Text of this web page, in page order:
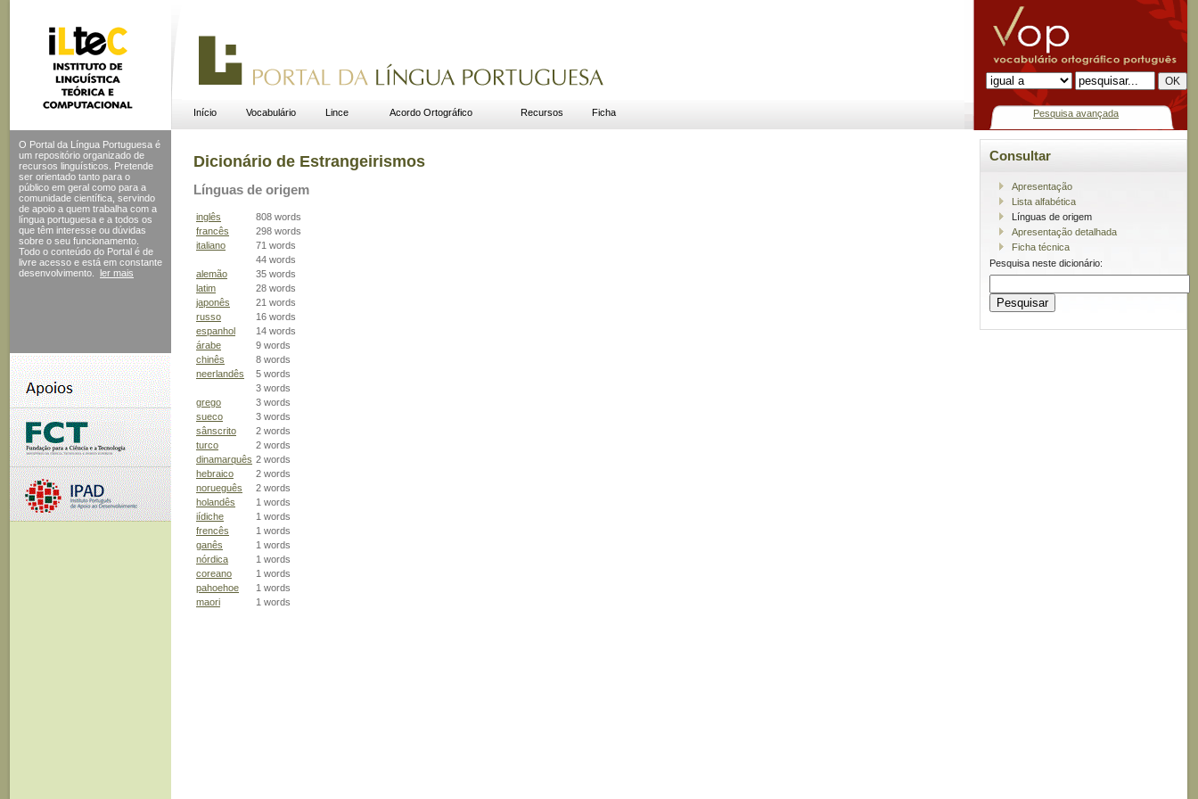
Início Vocabulário Lince Acordo Ortográfico Recursos Ficha Pesquisa avançada
O Portal da Língua Portuguesa é
um repositório organizado de
recursos linguísticos. Pretende
ser orientado tanto para o
público em geral como para a
comunidade científica, servindo
de apoio a quem trabalha com a
língua portuguesa e a todos os
que têm interesse ou dúvidas
sobre o seu funcionamento.
Todo o conteúdo do Portal é de
livre acesso e está em constante
desenvolvimento.
ler mais
Dicionário de Estrangeirismos
Línguas de origem
inglês
808 words
francês
298 words
italiano
71 words
44 words
alemão
35 words
latim
28 words
japonês
21 words
russo
16 words
espanhol
14 words
árabe
9 words
chinês
8 words
neerlandês
5 words
3 words
grego
3 words
sueco
3 words
sânscrito
2 words
turco
2 words
dinamarquês 2 words
hebraico
2 words
norueguês
2 words
holandês
1 words
iídiche
1 words
frencês
1 words
ganês
1 words
nórdica
1 words
coreano
1 words
pahoehoe
1 words
maori
1 words
Consultar
Apresentação
Lista alfabética
Línguas de origem
Apresentação detalhada
Ficha técnica
Pesquisa neste dicionário: